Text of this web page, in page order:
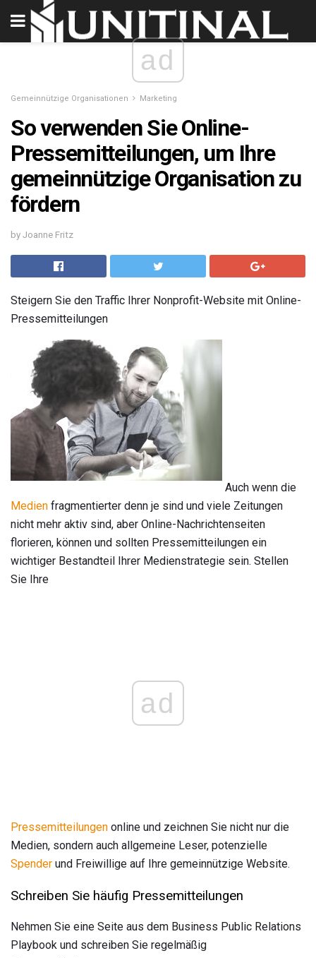
ad
Gemeinnützige Organisationen Marketing
So verwenden Sie Online-
Pressemitteilungen, um Ihre
gemeinnützige Organisation zu
fördern
by Joanne Fritz
Steigern Sie den Traffic Ihrer Nonprofit-Website mit Online-
Pressemitteilungen
Auch wenn die
Medien fragmentierter denn je sind und viele Zeitungen
nicht mehr aktiv sind, aber Online-Nachrichtenseiten
florieren, können und sollten Pressemitteilungen ein
wichtiger Bestandteil Ihrer Medienstrategie sein. Stellen
Sie Ihre
ad
Pressemitteilungen online und zeichnen Sie nicht nur die
Medien, sondern auch allgemeine Leser, potenzielle
Spender und Freiwillige auf Ihre gemeinnützige Website.
Schreiben Sie häufig Pressemitteilungen
Nehmen Sie eine Seite aus dem Business Public Relations
Playbook und schreiben Sie regelmäßig